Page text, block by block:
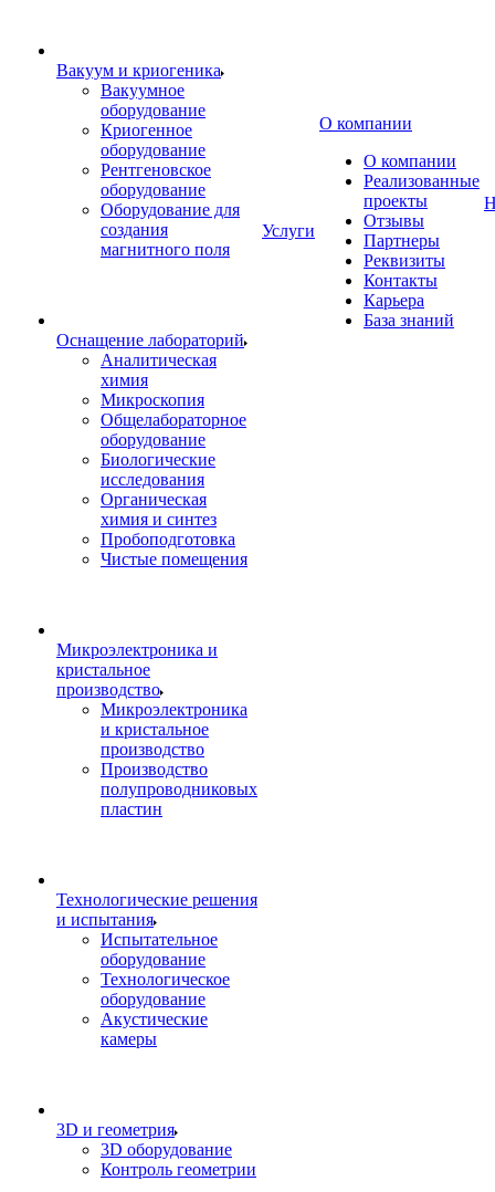
Вакуум и криогеника
Вакуумное
оборудование
Криогенное
оборудование
Рентгеновское
оборудование
Оборудование для
создания
магнитного поля
Оснащение лабораторий
Аналитическая
химия
Микроскопия
Общелабораторное
оборудование
Биологические
исследования
Органическая
химия и синтез
Пробоподготовка
Чистые помещения
Микроэлектроника и
кристальное
производство
Микроэлектроника
и кристальное
производство
Производство
полупроводниковых
пластин
Технологические решения
и испытания
Испытательное
оборудование
Технологическое
оборудование
Акустические
камеры
3D и геометрия
3D оборудование
Контроль геометрии
Услуги
О компании
О компании
Реализованные
проекты
Отзывы
Партнеры
Реквизиты
Контакты
Карьера
База знаний